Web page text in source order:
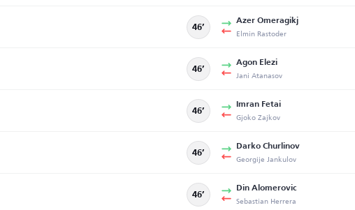
46’
Azer Omeragikj
Elmin Rastoder
46’
Agon Elezi
Jani Atanasov
46’
Imran Fetai
Gjoko Zajkov
46’
Darko Churlinov
Georgije Jankulov
46’
Din Alomerovic
Sebastian Herrera